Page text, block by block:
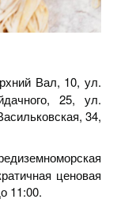
Вал, 10, ул.
25, ул.
34,
ценовая
11:00.